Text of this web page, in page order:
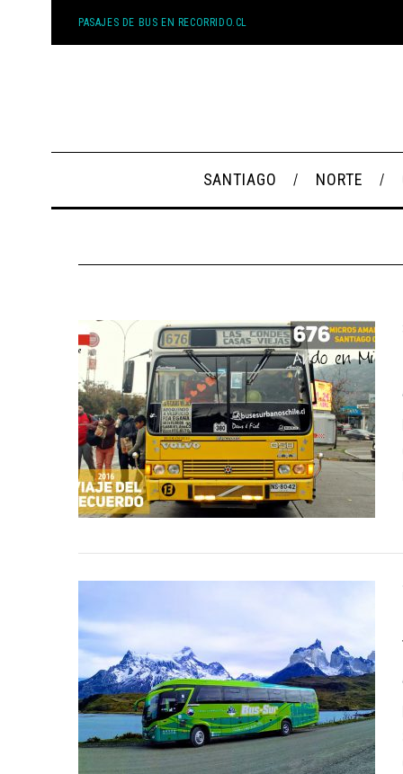
PASAJES DE BUS EN RECORRIDO.CL
SANTIAGO NORTE